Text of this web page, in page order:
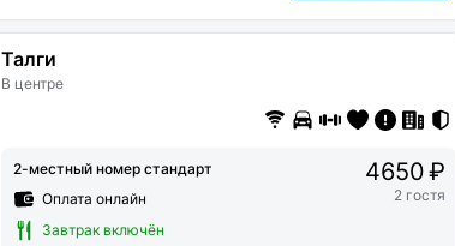
Талги
В центре
2-местный номер стандарт
Оплата онлайн
Завтрак включён
4650 ₽
2 гостя